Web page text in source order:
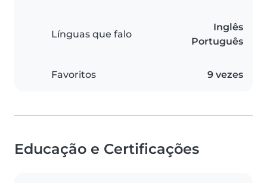
Línguas que falo
Inglês
Português
Favoritos 9 vezes
Educação e Certificações